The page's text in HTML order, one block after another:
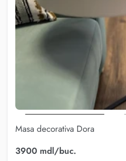
Masa decorativa Dora
3900 mdl/buc.